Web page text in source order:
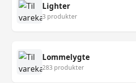
Lighter
3 produkter
Lommelygte
283 produkter